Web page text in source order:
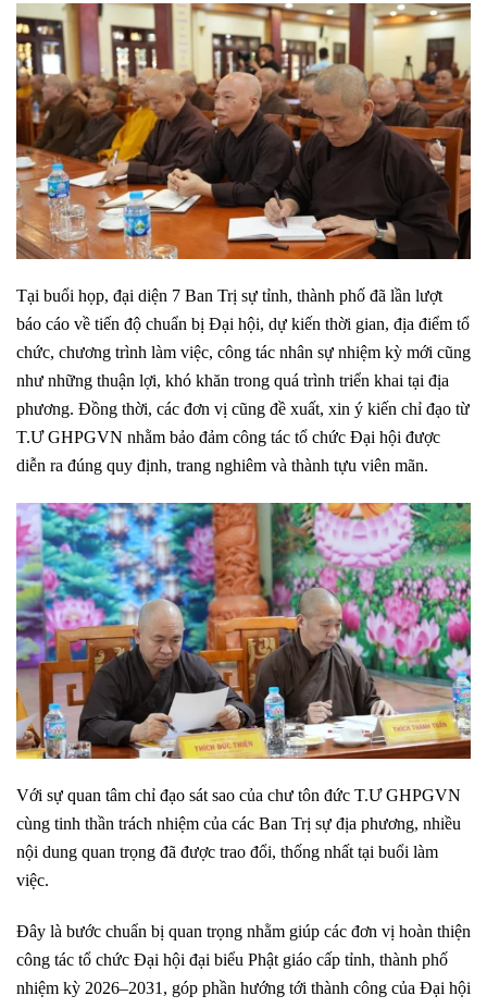
Tại buổi họp, đại diện 7 Ban Trị sự tỉnh, thành phố đã lần lượt
báo cáo về tiến độ chuẩn bị Đại hội, dự kiến thời gian, địa điểm tổ
chức, chương trình làm việc, công tác nhân sự nhiệm kỳ mới cũng
như những thuận lợi, khó khăn trong quá trình triển khai tại địa
phương. Đồng thời, các đơn vị cũng đề xuất, xin ý kiến chỉ đạo từ
T.Ư GHPGVN nhằm bảo đảm công tác tổ chức Đại hội được
diễn ra đúng quy định, trang nghiêm và thành tựu viên mãn.
Với sự quan tâm chỉ đạo sát sao của chư tôn đức T.Ư GHPGVN
cùng tinh thần trách nhiệm của các Ban Trị sự địa phương, nhiều
nội dung quan trọng đã được trao đổi, thống nhất tại buổi làm
việc.
Đây là bước chuẩn bị quan trọng nhằm giúp các đơn vị hoàn thiện
công tác tổ chức Đại hội đại biểu Phật giáo cấp tỉnh, thành phố
nhiệm kỳ 2026–2031, góp phần hướng tới thành công của Đại hội